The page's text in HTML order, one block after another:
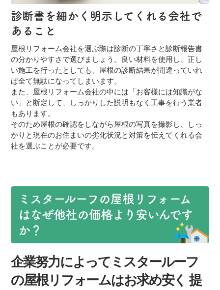
診断書を細かく明示してくれる会社で
あること
屋根リフォーム会社を選ぶ際は診断の丁寧さと診断報告書
の分かりやすさで選びましょう。良い材料を使用し、正し
い施工を行ったとしても、屋根の診断結果が間違っていれ
ば全て無駄になってしまいます。
また、屋根リフォーム会社の中には「お客様には知識がな
い」と断定して、しっかりした説明もなく工事を行う業者
もあります。
そのため屋根の確認をしながら屋根の写真を撮影し、しっ
かりと現在のお住まいの劣化状況と対策を伝えてくれる会
社を選ぶことが必要です。
ミスタールーフの屋根リフォーム
はなぜ他社の価格より安いんです
か？
企業努力によってミスタールーフ
の屋根リフォームはお求め安く 提